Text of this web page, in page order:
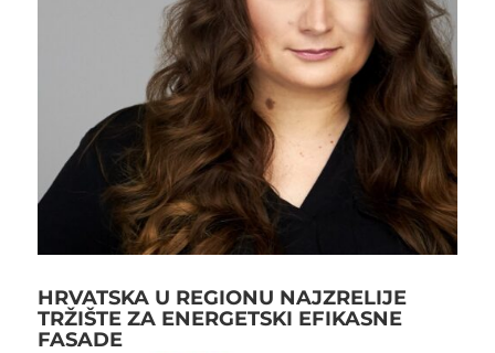
HRVATSKA U REGIONU NAJZRELIJE
TRŽIŠTE ZA ENERGETSKI EFIKASNE
FASADE